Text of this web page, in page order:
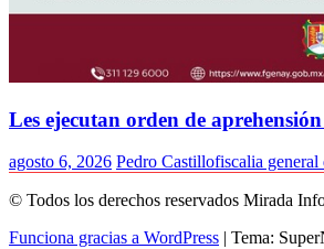
Les ejecutan orden de
agosto 6, 2026 Pedro Castillofiscalia general
© Todos los derechos reservados Mirada
Funciona gracias a WordPress | Tema: